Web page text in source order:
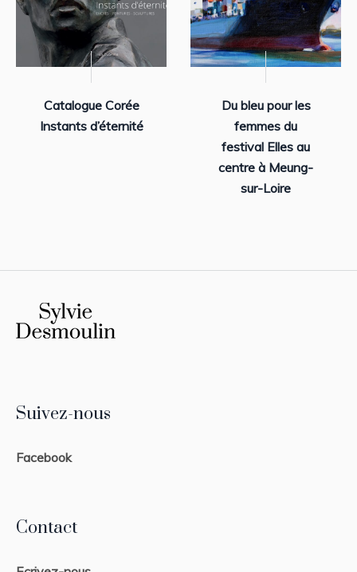
Catalogue Corée
Instants d’éternité
Du bleu pour les
femmes du
festival Elles au
centre à Meung-
sur-Loire
Suivez-nous
Facebook
Contact